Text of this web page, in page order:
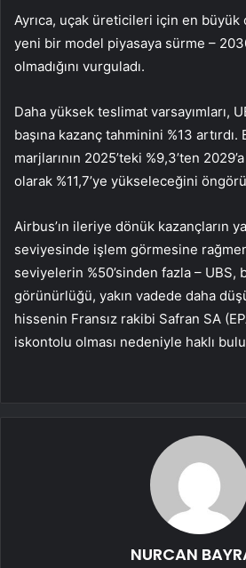
Ayrıca, uçak üreticileri için en
yeni bir model piyasaya sürme –
olmadığını vurguladı.
Daha yüksek teslimat varsayımları,
başına kazanç tahminini %13 artırdı.
marjlarının 2025’teki %9,3’ten
olarak %11,7’ye yükseleceğini
Airbus’ın ileriye dönük kazançların
seviyesinde işlem görmesine
seviyelerin %50’sinden fazla –
görünürlüğü, yakın vadede daha
hissenin Fransız rakibi Safran SA
iskontolu olması nedeniyle haklı
NURCAN